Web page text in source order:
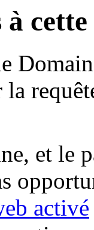
à
la
et le
activé